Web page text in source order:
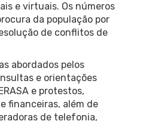
e virtuais. Os números
da população por
de conflitos de
abordados pelos
e orientações
e protestos,
financeiras, além de
de telefonia,